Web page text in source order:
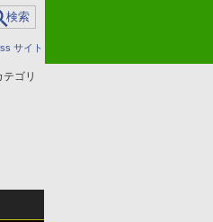
サイト
テゴリ